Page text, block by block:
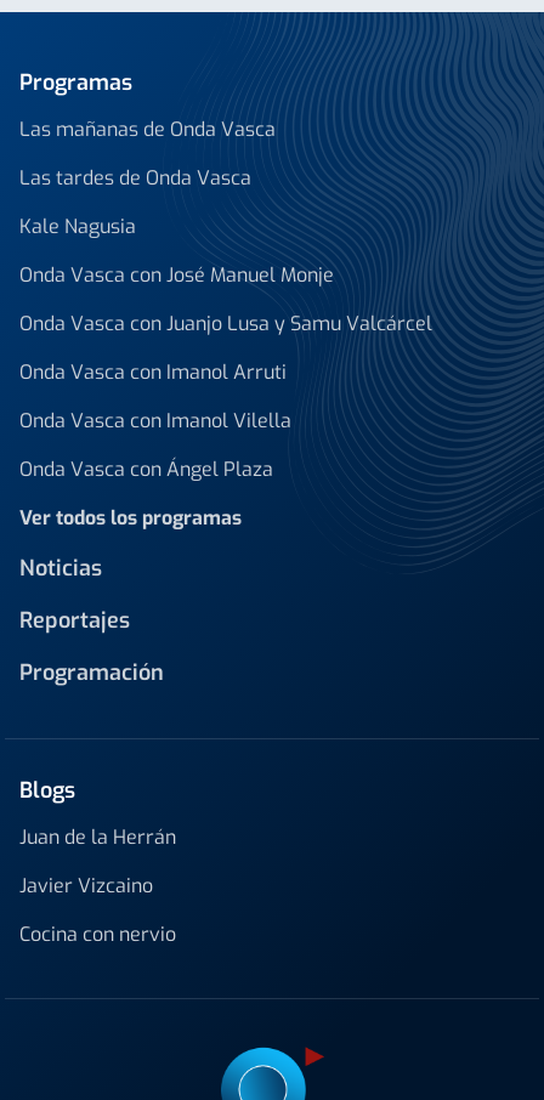
Programas
Las mañanas de Onda Vasca
Las tardes de Onda Vasca
Kale Nagusia
Onda Vasca con José Manuel Monje
Onda Vasca con Juanjo Lusa y Samu Valcárcel
Onda Vasca con Imanol Arruti
Onda Vasca con Imanol Vilella
Onda Vasca con Ángel Plaza
Ver todos los programas
Noticias
Reportajes
Programación
Blogs
Juan de la Herrán
Javier Vizcaino
Cocina con nervio